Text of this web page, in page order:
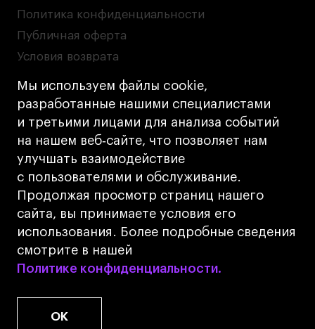
Мы используем файлы cookie,
разработанные нашими специалистами
и третьими лицами для анализа событий
на нашем веб‑сайте, что позволяет нам
улучшать взаимодействие
с пользователями и обслуживание.
Продолжая просмотр страниц нашего
сайта, вы принимаете условия его
использования. Более подробные сведения
смотрите в нашей
Политике конфиденциальности.
Политике конфиденциальности.
OK
© 2026 БВШД
Политика конфиденциальности
Публичная оферта
Условия возврата
Кредит на образование с господдержкой
Лицензия на осуществление образовательной
деятельности АНО ВО «Универсальный
Университет»
Карта сайта
Дизайн
Разработка